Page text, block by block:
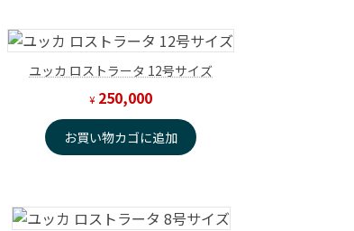
ユッカ ロストラータ 12号サイズ
¥ 250,000
お買い物カゴに追加